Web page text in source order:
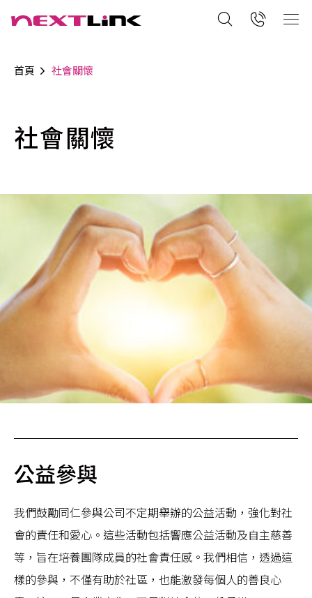
首頁 社會關懷
社會關懷
公益參與
我們鼓勵同仁參與公司不定期舉辦的公益活動，強化對社
會的責任和愛心。這些活動包括響應公益活動及自主慈善
等，旨在培養團隊成員的社會責任感。我們相信，透過這
樣的參與，不僅有助於社區，也能激發每個人的善良心